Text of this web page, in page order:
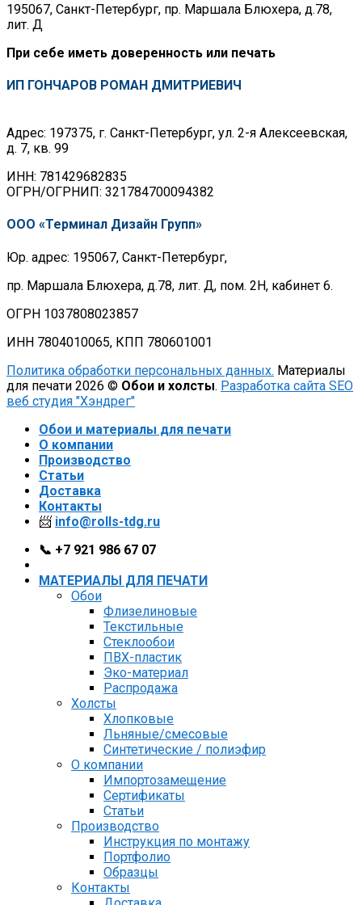
195067, Санкт-Петербург, пр. Маршала Блюхера, д.78,
лит. Д
При себе иметь доверенность или печать
ИП ГОНЧАРОВ РОМАН ДМИТРИЕВИЧ
Адрес: 197375, г. Санкт-Петербург, ул. 2-я Алексеевская,
д. 7, кв. 99
ИНН: 781429682835
ОГРН/ОГРНИП: 321784700094382
ООО «Терминал Дизайн Групп»
Юр. адрес: 195067, Санкт-Петербург,
пр. Маршала Блюхера, д.78, лит. Д, пом. 2Н, кабинет 6.
ОГРН 1037808023857
ИНН 7804010065, КПП 780601001
Политика обработки персональных данных. Материалы
для печати 2026 © Обои и холсты. Разработка сайта SEO
веб студия "Хэндрег"
Обои и материалы для печати
О компании
Производство
Статьи
Доставка
Контакты
📨 info@rolls-tdg.ru
📞 +7 921 986 67 07
МАТЕРИАЛЫ ДЛЯ ПЕЧАТИ
Обои
Флизелиновые
Текстильные
Стеклообои
ПВХ-пластик
Эко-материал
Распродажа
Холсты
Хлопковые
Льняные/смесовые
Синтетические / полиэфир
О компании
Импортозамещение
Сертификаты
Статьи
Производство
Инструкция по монтажу
Портфолио
Образцы
Контакты